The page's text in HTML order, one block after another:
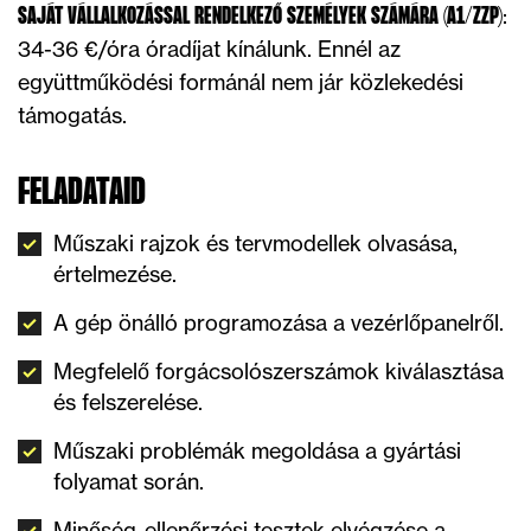
SAJÁT VÁLLALKOZÁSSAL RENDELKEZŐ SZEMÉLYEK SZÁMÁRA (A1/ZZP):
34-36 €/óra óradíjat kínálunk. Ennél az
együttműködési formánál nem jár közlekedési
támogatás.
FELADATAID
Műszaki rajzok és tervmodellek olvasása,
értelmezése.
A gép önálló programozása a vezérlőpanelről.
Megfelelő forgácsolószerszámok kiválasztása
és felszerelése.
Műszaki problémák megoldása a gyártási
folyamat során.